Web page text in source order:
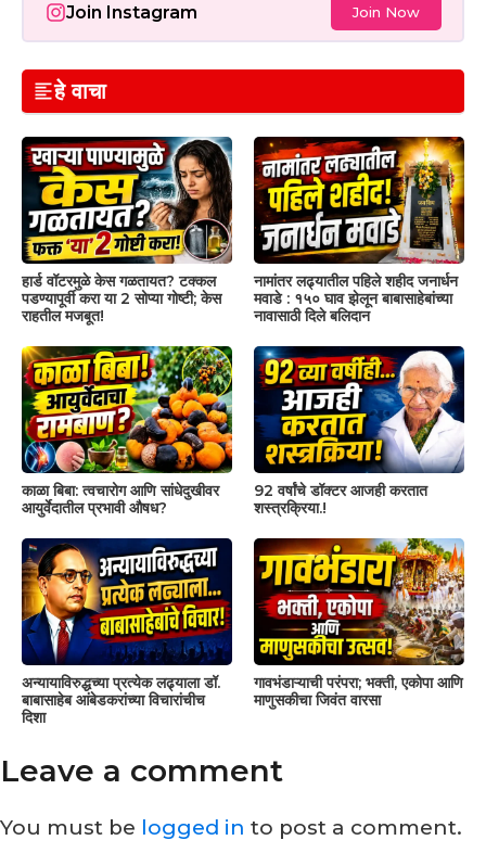
Join Instagram Join Now
हे वाचा
हार्ड वॉटरमुळे केस गळतायत? टक्कल
पडण्यापूर्वी करा या 2 सोप्या गोष्टी; केस
राहतील मजबूत!
नामांतर लढ्यातील पहिले शहीद जनार्धन
मवाडे : १५० घाव झेलून बाबासाहेबांच्या
नावासाठी दिले बलिदान
काळा बिबा: त्वचारोग आणि सांधेदुखीवर
आयुर्वेदातील प्रभावी औषध?
92 वर्षांचे डॉक्टर आजही करतात
शस्त्रक्रिया.!
अन्यायाविरुद्धच्या प्रत्येक लढ्याला डॉ.
बाबासाहेब आंबेडकरांच्या विचारांचीच
दिशा
गावभंडाऱ्याची परंपरा; भक्ती, एकोपा आणि
माणुसकीचा जिवंत वारसा
Leave a comment
You must be logged in to post a comment.